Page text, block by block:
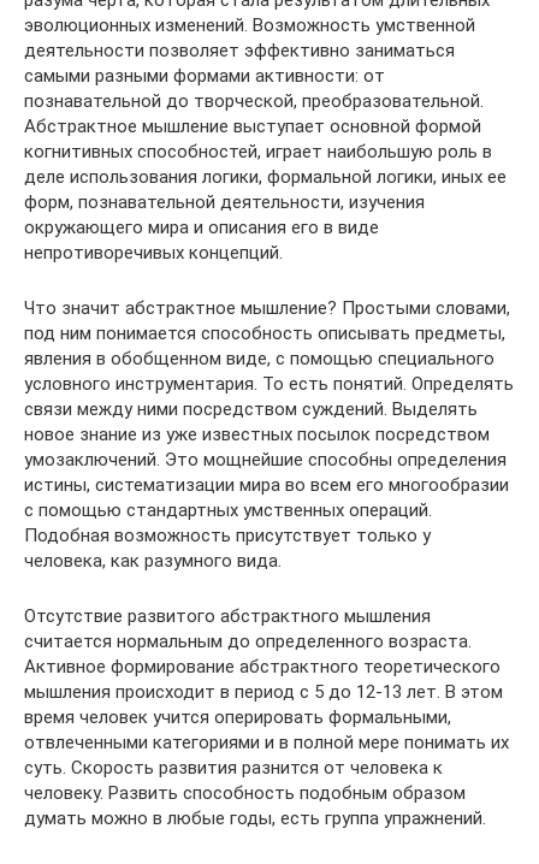
эволюционных изменений. Возможность умственной
деятельности позволяет эффективно заниматься
самыми разными формами активности: от
познавательной до творческой, преобразовательной.
Абстрактное мышление выступает основной формой
когнитивных способностей, играет наибольшую роль в
деле использования логики, формальной логики, иных ее
форм, познавательной деятельности, изучения
окружающего мира и описания его в виде
непротиворечивых концепций.
Что значит абстрактное мышление? Простыми словами,
под ним понимается способность описывать предметы,
явления в обобщенном виде, с помощью специального
условного инструментария. То есть понятий. Определять
связи между ними посредством суждений. Выделять
новое знание из уже известных посылок посредством
умозаключений. Это мощнейшие способны определения
истины, систематизации мира во всем его многообразии
с помощью стандартных умственных операций.
Подобная возможность присутствует только у
человека, как разумного вида.
Отсутствие развитого абстрактного мышления
считается нормальным до определенного возраста.
Активное формирование абстрактного теоретического
мышления происходит в период с 5 до 12-13 лет. В этом
время человек учится оперировать формальными,
отвлеченными категориями и в полной мере понимать их
суть. Скорость развития разнится от человека к
человеку. Развить способность подобным образом
думать можно в любые годы, есть группа упражнений.